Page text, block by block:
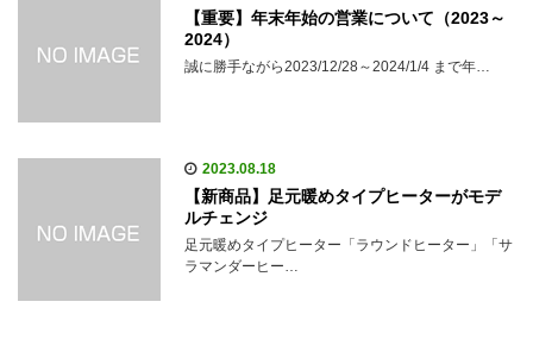
【重要】年末年始の営業について（2023～
2024）
誠に勝手ながら2023/12/28～2024/1/4 まで年…
2023.08.18
【新商品】足元暖めタイプヒーターがモデ
ルチェンジ
足元暖めタイプヒーター「ラウンドヒーター」「サ
ラマンダーヒー…